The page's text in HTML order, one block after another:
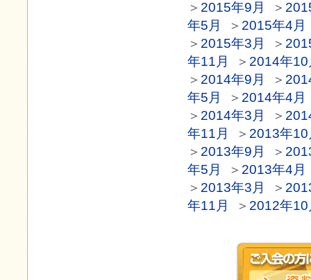
＞ 2015年9月 ＞
年5月
＞ 2015年4月
＞ 2015年3月 ＞
年11月
＞ 2014年10
＞ 2014年9月 ＞
年5月
＞ 2014年4月
＞ 2014年3月 ＞
年11月
＞ 2013年10
＞ 2013年9月 ＞
年5月
＞ 2013年4月
＞ 2013年3月 ＞
年11月
＞ 2012年10